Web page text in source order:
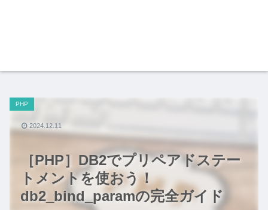
［PHP］DB2でプリペアドステー
トメントを使おう！
db2_bind_paramの完全ガイド
PHP
2024.12.11